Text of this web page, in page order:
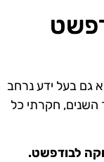
גם בעל ידע נרחב
השנים, חקרתי כל
לבודפשט.